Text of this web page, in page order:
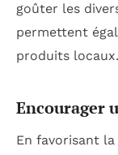
goûter les
permettent
produits locaux.
Encourager
En favorisant